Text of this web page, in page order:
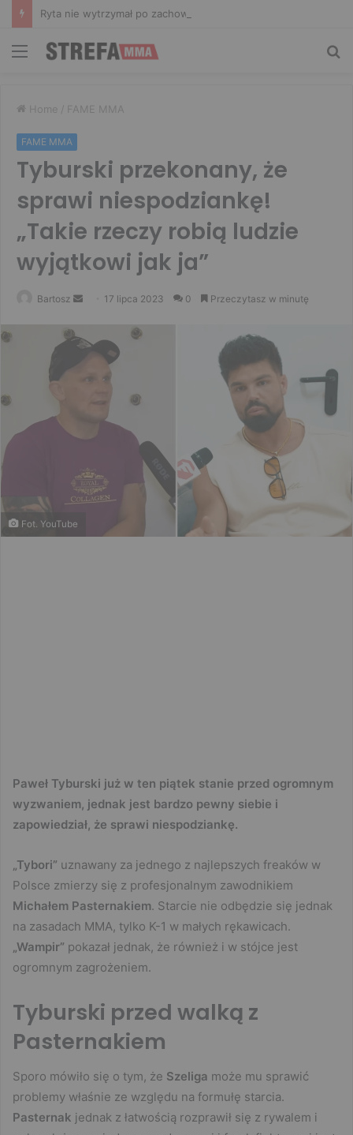
Menu
Home / FAME MMA
FAME MMA
Tyburski przekonany, że
sprawi niespodziankę!
„Takie rzeczy robią ludzie
wyjątkowi jak ja”
Bartosz
Send
email
17 lipca 2023 0 Przeczytasz w minutę
Fot. YouTube
Paweł Tyburski już w ten piątek stanie przed ogromnym
wyzwaniem, jednak jest bardzo pewny siebie i
zapowiedział, że sprawi niespodziankę.
„Tybori” uznawany za jednego z najlepszych freaków w
Polsce zmierzy się z profesjonalnym zawodnikiem
Michałem Pasternakiem. Starcie nie odbędzie się jednak
na zasadach MMA, tylko K-1 w małych rękawicach.
„Wampir” pokazał jednak, że również i w stójce jest
ogromnym zagrożeniem.
Tyburski przed walką z
Pasternakiem
Sporo mówiło się o tym, że Szeliga może mu sprawić
problemy właśnie ze względu na formułę starcia.
Pasternak jednak z łatwością rozprawił się z rywalem i